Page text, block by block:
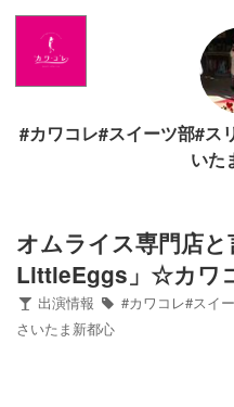
Home
News
出演情報
Twitter
Profile
#カワコレ#スイーツ部#ス
いた
オムライス専門店
LittleEggs」☆カワ
出演情報
#カワコレ#スイ
さいたま新都心